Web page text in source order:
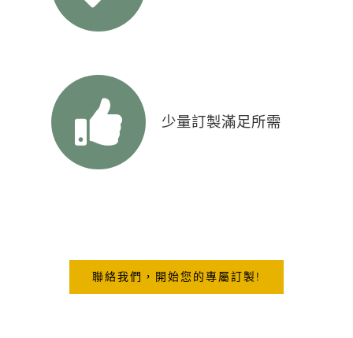
少量訂製滿足所需
聯絡我們，開始您的專屬訂製!